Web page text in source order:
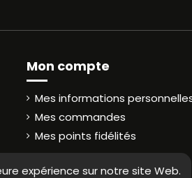
Mon compte
Mes informations
Mes commandes
Mes points fidélités
expérience sur notre site Web.